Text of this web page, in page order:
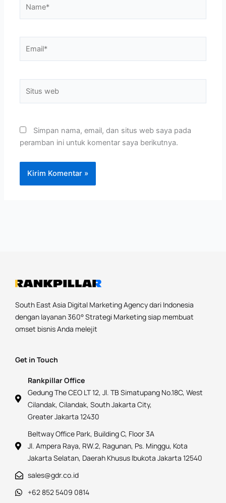
web
Simpan nama, email, dan situs web saya pada
peramban ini untuk komentar saya berikutnya.
South East Asia Digital Marketing Agency dari Indonesia
dengan layanan 360° Strategi Marketing siap membuat
omset bisnis Anda melejit
Get in Touch
Rankpillar Office
Gedung The CEO LT 12, Jl. TB Simatupang No.18C, West
Cilandak, Cilandak, South Jakarta City,
Greater Jakarta 12430
Beltway Office Park, Building C, Floor 3A
Jl. Ampera Raya, RW.2, Ragunan, Ps. Minggu, Kota
Jakarta Selatan, Daerah Khusus Ibukota Jakarta 12540
sales@gdr.co.id
+62 852 5409 0814